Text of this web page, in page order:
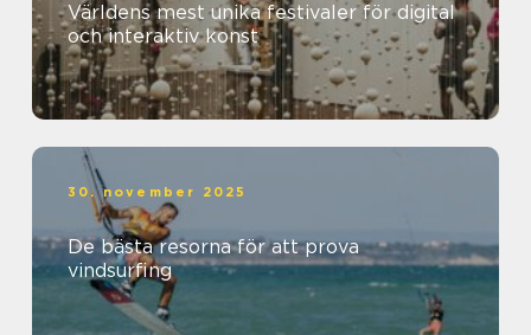
Världens mest unika festivaler för digital
och interaktiv konst
30. november 2025
De bästa resorna för att prova
vindsurfing